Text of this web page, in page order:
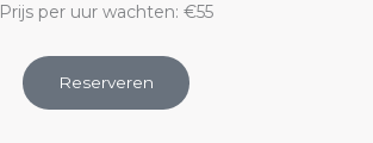
Prijs per uur wachten: €55
Reserveren